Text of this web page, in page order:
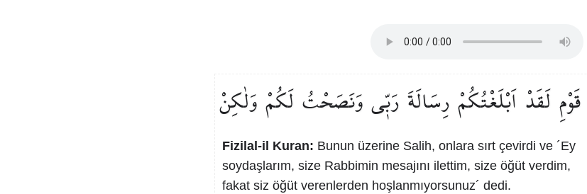
قَوْمِلَقَدْ اَبْلَغْتُكُمْرِسَالَةَرَبّ۪يوَنَصَحْتُلَكُمْوَلٰكِنْ
Fizilal-il Kuran: Bunun üzerine Salih, onlara sırt çevirdi ve ´Ey
soydaşlarım, size Rabbimin mesajını ilettim, size öğüt verdim,
fakat siz öğüt verenlerden hoşlanmıyorsunuz´ dedi.